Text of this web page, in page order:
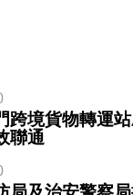
跨境貨物轉運
聯通